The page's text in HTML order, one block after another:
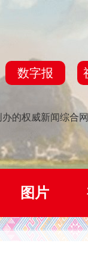
数字报
的权威新闻综合
图片